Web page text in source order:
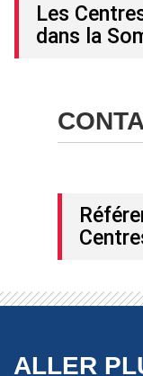
Les
dans la
ALLER